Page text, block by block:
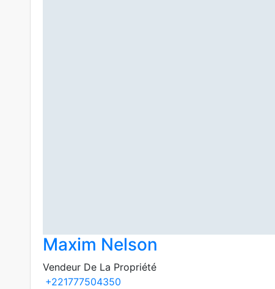
Maxim Nelson
Vendeur De La Propriété
+221777504350